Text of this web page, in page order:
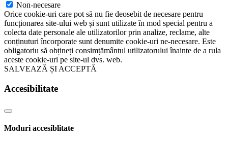
Non-necesare
Orice cookie-uri care pot să nu fie deosebit de necesare pentru
funcționarea site-ului web și sunt utilizate în mod special pentru a
colecta date personale ale utilizatorilor prin analize, reclame, alte
conținuturi încorporate sunt denumite cookie-uri ne-necesare. Este
obligatoriu să obțineți consimțământul utilizatorului înainte de a rula
aceste cookie-uri pe site-ul dvs. web.
SALVEAZĂ ȘI ACCEPTĂ
Accesibilitate
Moduri accesiblitate